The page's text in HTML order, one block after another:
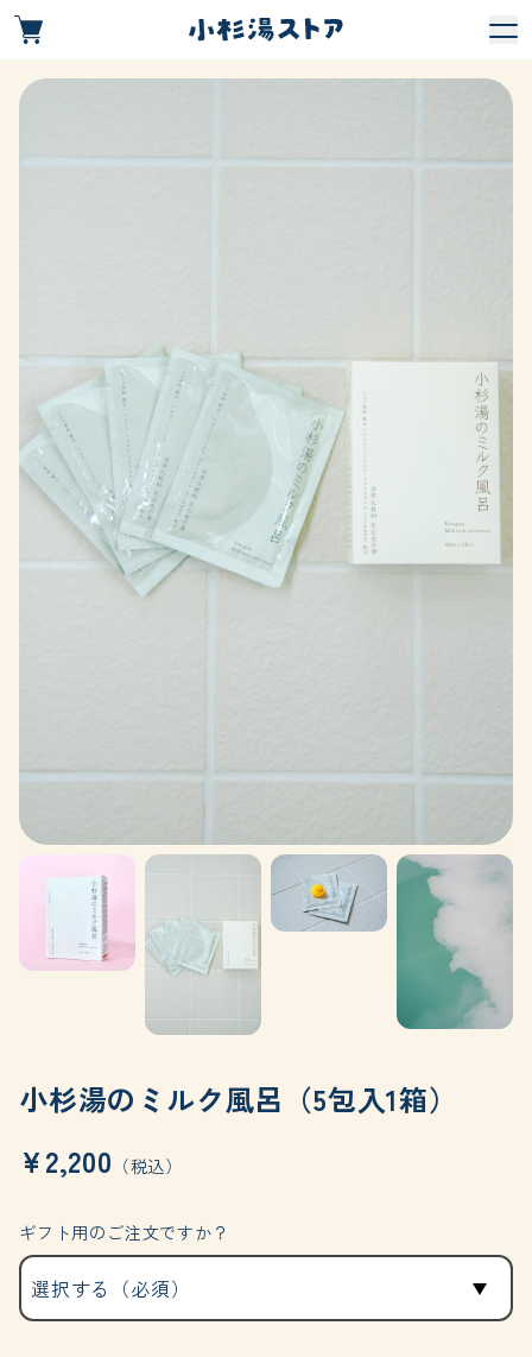
小杉湯のミルク風呂（5包入1箱）
¥2,200 （税込）
ギフト用のご注文ですか？